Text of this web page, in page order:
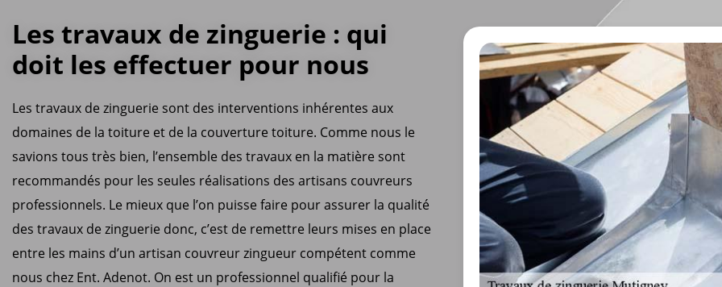
Les travaux de zinguerie : qui
doit les effectuer pour nous
Les travaux de zinguerie sont des interventions inhérentes aux
domaines de la toiture et de la couverture toiture. Comme nous le
savions tous très bien, l’ensemble des travaux en la matière sont
recommandés pour les seules réalisations des artisans couvreurs
professionnels. Le mieux que l’on puisse faire pour assurer la qualité
des travaux de zinguerie donc, c’est de remettre leurs mises en place
entre les mains d’un artisan couvreur zingueur compétent comme
nous chez Ent. Adenot. On est un professionnel qualifié pour la